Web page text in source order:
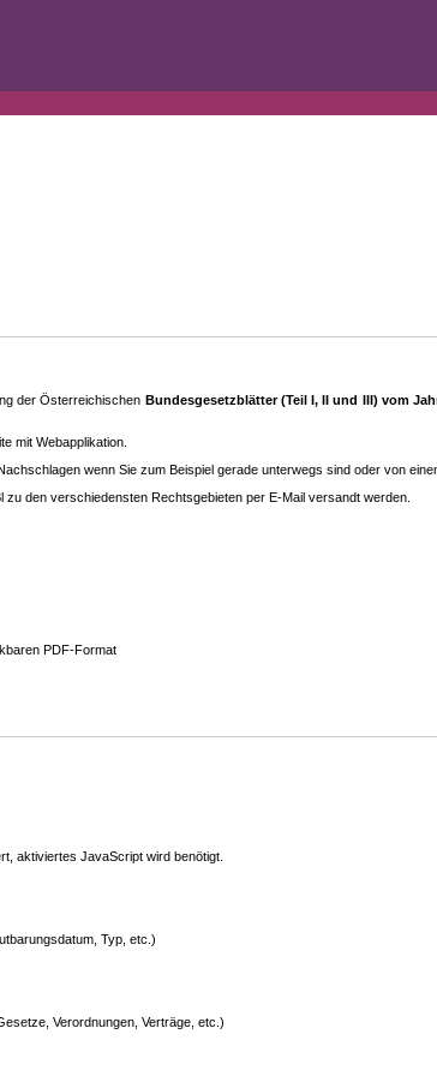
der Österreichischen Bundesgesetzblätter (Teil I, II und III) vom
mit Webapplikation.
wenn Sie zum Beispiel gerade unterwegs sind oder von
den ver­schieden­sten Rechtsgebieten per E-Mail versandt werden.
PDF-Format
aktiviertes JavaScript wird benötigt.
Typ, etc.)
Verordnungen, Verträge, etc.)